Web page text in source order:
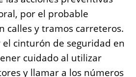
por el probable
calles y tramos carreteros.
el cinturón de seguridad en
cuidado al utilizar
y llamar a los números